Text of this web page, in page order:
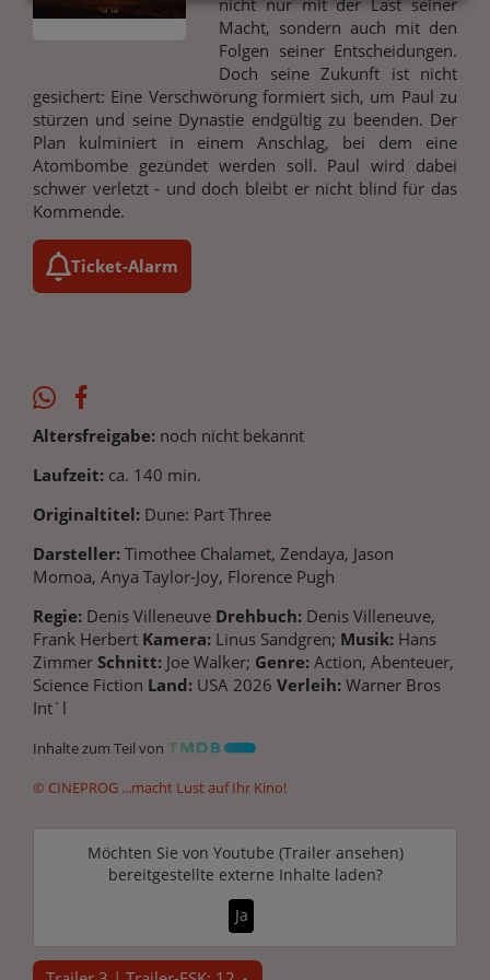
nicht nur mit der Last seiner
Macht, sondern auch mit den
Folgen seiner Entscheidungen.
Doch seine Zukunft ist nicht
gesichert: Eine Verschwörung formiert sich, um Paul zu
stürzen und seine Dynastie endgültig zu beenden. Der
Plan kulminiert in einem Anschlag, bei dem eine
Atombombe gezündet werden soll. Paul wird dabei
schwer verletzt - und doch bleibt er nicht blind für das
Kommende.
Ticket-Alarm
Altersfreigabe: noch nicht bekannt
Laufzeit: ca. 140 min.
Originaltitel: Dune: Part Three
Darsteller: Timothee Chalamet, Zendaya, Jason
Momoa, Anya Taylor-Joy, Florence Pugh
Regie: Denis Villeneuve Drehbuch: Denis Villeneuve,
Frank Herbert Kamera: Linus Sandgren; Musik: Hans
Zimmer Schnitt: Joe Walker; Genre: Action, Abenteuer,
Science Fiction Land: USA 2026 Verleih: Warner Bros
Int´l
Inhalte zum Teil von
© CINEPROG ...macht Lust auf Ihr Kino!
Möchten Sie von Youtube (Trailer ansehen)
bereitgestellte externe Inhalte laden?
Ja